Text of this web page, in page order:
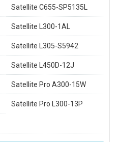
Satellite C655-SP5135L
Satellite L300-1AL
Satellite L305-S5942
Satellite L450D-12J
Satellite Pro A300-15W
Satellite Pro L300-13P